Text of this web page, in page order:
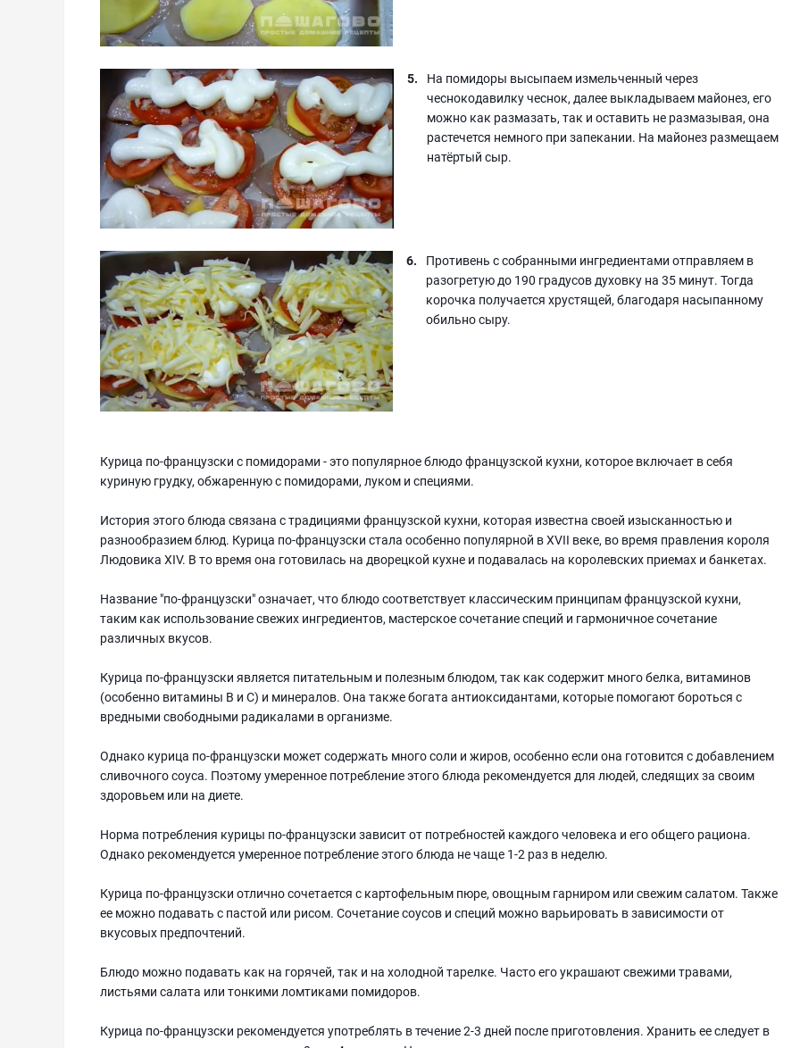
На помидоры высыпаем измельченный через
чеснокодавилку чеснок, далее выкладываем майонез, его
можно как размазать, так и оставить не размазывая, она
растечется немного при запекании. На майонез размещаем
натёртый сыр.
Противень с собранными ингредиентами отправляем в
разогретую до 190 градусов духовку на 35 минут. Тогда
корочка получается хрустящей, благодаря насыпанному
обильно сыру.
Курица по-французски с помидорами - это популярное блюдо французской кухни, которое включает в себя
куриную грудку, обжаренную с помидорами, луком и специями.
История этого блюда связана с традициями французской кухни, которая известна своей изысканностью и
разнообразием блюд. Курица по-французски стала особенно популярной в XVII веке, во время правления короля
Людовика XIV. В то время она готовилась на дворецкой кухне и подавалась на королевских приемах и банкетах.
Название "по-французски" означает, что блюдо соответствует классическим принципам французской кухни,
таким как использование свежих ингредиентов, мастерское сочетание специй и гармоничное сочетание
различных вкусов.
Курица по-французски является питательным и полезным блюдом, так как содержит много белка, витаминов
(особенно витамины В и С) и минералов. Она также богата антиоксидантами, которые помогают бороться с
вредными свободными радикалами в организме.
Однако курица по-французски может содержать много соли и жиров, особенно если она готовится с добавлением
сливочного соуса. Поэтому умеренное потребление этого блюда рекомендуется для людей, следящих за своим
здоровьем или на диете.
Норма потребления курицы по-французски зависит от потребностей каждого человека и его общего рациона.
Однако рекомендуется умеренное потребление этого блюда не чаще 1-2 раз в неделю.
Курица по-французски отлично сочетается с картофельным пюре, овощным гарниром или свежим салатом. Также
ее можно подавать с пастой или рисом. Сочетание соусов и специй можно варьировать в зависимости от
вкусовых предпочтений.
Блюдо можно подавать как на горячей, так и на холодной тарелке. Часто его украшают свежими травами,
листьями салата или тонкими ломтиками помидоров.
Курица по-французски рекомендуется употреблять в течение 2-3 дней после приготовления. Хранить ее следует в